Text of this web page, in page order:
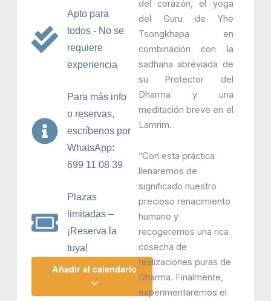
Apto para
todos - No se
requiere
experiencia
Para más info
o reservas,
escríbenos por
WhatsApp:
699 11 08 39
Plazas
limitadas –
¡Reserva la
tuya!
Añadir al calendario
del corazón, el yoga
del Guru de Yhe
Tsongkhapa en
combinación con la
sadhana abreviada de
su Protector del
Dharma y una
meditación breve en el
Lamrim.
“Con esta práctica
llenaremos de
significado nuestro
precioso renacimiento
humano y
recogeremos una rica
cosecha de
realizaciones puras de
Dharma. Finalmente,
experimentaremos el